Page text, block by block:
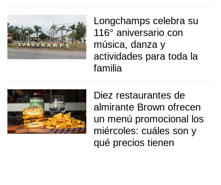
Longchamps celebra su
116° aniversario con
música, danza y
actividades para toda la
familia
Diez restaurantes de
almirante Brown ofrecen
un menú promocional los
miércoles: cuáles son y
qué precios tienen